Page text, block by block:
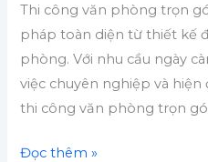
Thi công văn phòng trọn
pháp toàn diện từ thiết kế
phòng. Với nhu cầu ngày
việc chuyên nghiệp và hiện
thi công văn phòng trọn
Đọc thêm »